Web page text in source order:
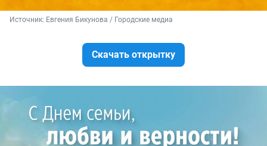
Источник: Евгения Бикунова / Городские медиа
Скачать открытку